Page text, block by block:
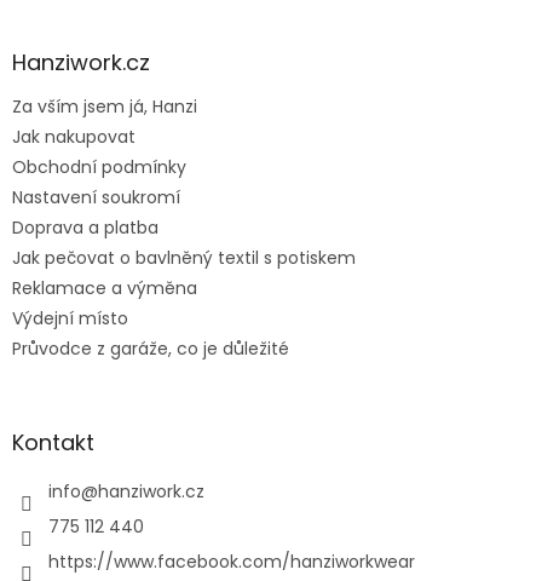
aHanziwork.cz
Za vším jsem já, Hanzi
Jak nakupovat
Obchodní podmínky
Nastavení soukromí
Doprava a platba
Jak pečovat o bavlněný textil s potiskem
Reklamace a výměna
Výdejní místo
Průvodce z garáže, co je důležité
Kontakt
info@hanziwork.cz
775 112 440
https://www.facebook.com/hanziworkwear